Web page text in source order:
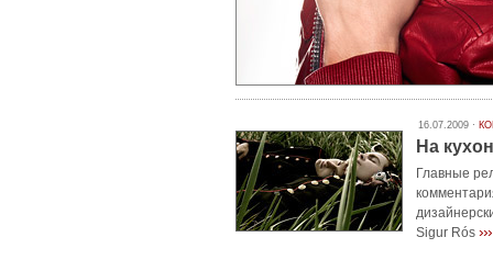
16.07.2009 ·
На
Главные
Sigur Rós ›››